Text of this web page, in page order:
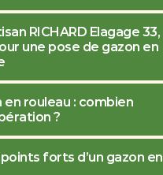
RICHARD Elagage 33,
une pose de gazon en
en rouleau : combien
?
forts d’un gazon en